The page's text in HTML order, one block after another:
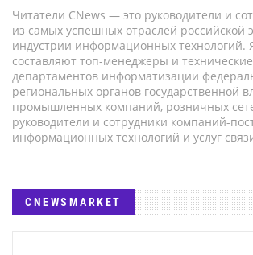
Читатели CNews — это руководители и
из самых успешных отраслей российской
индустрии информационных технологий.
составляют топ-менеджеры и
департаментов информатизации
региональных органов государственной
промышленных компаний, розничных
руководители и сотрудники компаний-
информационных технологий и услуг
CNEWSMARKET